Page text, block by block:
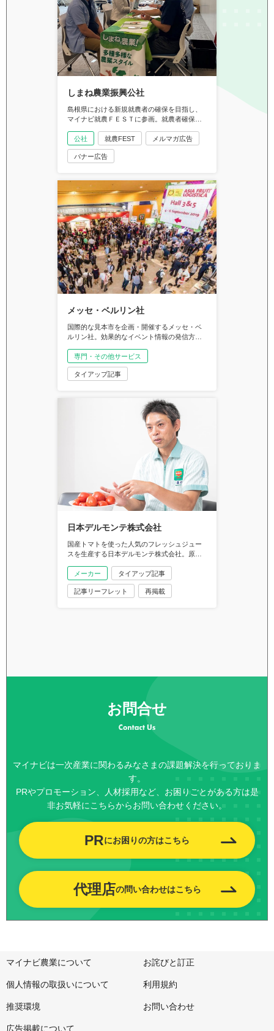
しまね農業振興公社
島根県における新規就農者の確保を目指し、
マイナビ就農ＦＥＳＴに参画。就農者確保の
司氏に話を聞きました。
公社 就農FEST メルマガ広告
バナー広告
メッセ・ベルリン社
国際的な見本市を企画・開催するメッセ・ベ
ルリン社。効果的なイベント情報の発信方法
い、新たにWebでの情報発信を開始すること
に。新たな顧客層へのリーチなどさまざまな
メリットを実感している、メッセ・ベルリン
専門・その他サービス
タイアップ記事
日本デルモンテ株式会社
国産トマトを使った人気のフレッシュジュー
スを生産する日本デルモンテ株式会社。原料
栽培農家は高齢化で減少傾向に。しかし従来
の方法での契約農家募集に行き詰まりを感じ
ていたそうです。状況を打開したいとマイナ
メーカー タイアップ記事
記事リーフレット 再掲載
お問合せ
マイナビは一次産業に関わるみなさまの課題解決を行っておりま
す。
PRやプロモーション、人材採用など、お困りごとがある方は是
非お気軽にこちらからお問い合わせください。
PRにお困りの方はこちら
代理店の問い合わせはこちら
マイナビ農業について お詫びと訂正
個人情報の取扱いについて 利用規約
推奨環境 お問い合わせ
広告掲載について